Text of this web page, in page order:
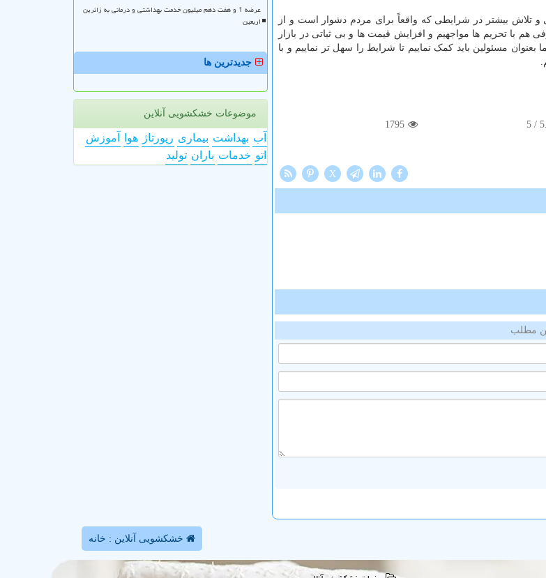
و تلاش بیشتر در شرایطی که واقعاً برای مردم دشوار است و از
هم با تحریم ها مواجهیم و افزایش قیمت ها و بی ثباتی در بازار
مسئولین باید کمک نماییم تا شرایط را سهل تر نماییم و با
/ 5
1795
X
مطلب
عرضه 1 و هفت دهم میلیون خدمت بهداشتی و درمانی به زائرین
اربعین
جدیدترین ها
موضوعات خشکشویی آنلاین
آب بهداشت بیماری رپورتاژ هوا
آموزش
اتو خدمات باران تولید
خشکشویی آنلاین : خانه